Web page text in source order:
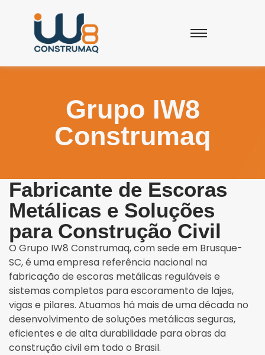
Grupo IW8
Construmaq
Fabricante de Escoras
Metálicas e Soluções
para Construção Civil
O Grupo IW8 Construmaq, com sede em Brusque-
SC, é uma empresa referência nacional na
fabricação de escoras metálicas reguláveis e
sistemas completos para escoramento de lajes,
vigas e pilares. Atuamos há mais de uma década no
desenvolvimento de soluções metálicas seguras,
eficientes e de alta durabilidade para obras da
construção civil em todo o Brasil.